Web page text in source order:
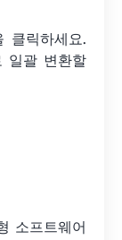
클릭하세요.
일괄 변환할
소프트웨어